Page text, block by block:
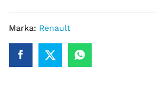
Renault
Clio
2004
Marka: Renault